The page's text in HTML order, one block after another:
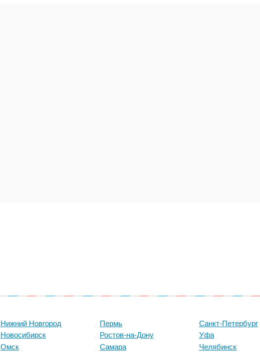
Нижний Новгород
Новосибирск
Омск
Пермь
Ростов-на-Дону
Самара
Санкт-Петербург
Уфа
Челябинск